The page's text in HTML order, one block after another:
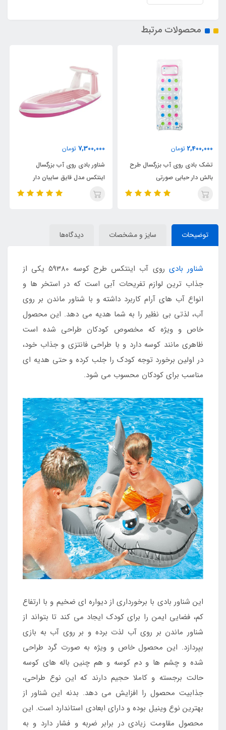
محصولات مرتبط
7,300,000 تومان
شناور بادی روی آب بزرگسال
اینتکس مدل قایق سایبان دار
8,900,000 تومان
شناور بادی روی آب تکنفره اینتکس
مدل ریور ران پرو
توضیحات سایز و مشخصات دیدگاه‌ها
شناور بادی
روی آب اینتکس طرح کوسه 59380 یکی از
جذاب ترین لوازم تفریحات آبی است که در استخر ها و
انواع آب های آرام کاربرد داشته و با شناور ماندن بر روی
آب، لذتی بی نظیر را به شما هدیه می دهد. این محصول
خاص و ویژه که مخصوص کودکان طراحی شده است
ظاهری مانند کوسه دارد و با طراحی فانتزی و جذاب خود،
در اولین برخورد توجه کودک را جلب کرده و حتی هدیه ای
مناسب برای کودکان محسوب می شود.
این شناور بادی با برخورداری از دیواره ای ضخیم و با ارتفاع
کم، فضایی ایمن را برای کودک ایجاد می کند تا بتواند از
شناور ماندن بر روی آب لذت برده و بر روی آب به بازی
بپردازد. این محصول خاص و ویژه به صورت گرد طراحی
شده و چشم ها و دم کوسه و هم چنین باله های کوسه
حالت برجسته و کاملا حجیم دارند که این نوع طراحی،
جذابیت محصول را افزایش می دهد. بدنه این شناور از
بهترین نوع وینیل بوده و دارای ابعادی استاندارد است. این
محصول مقاومت زیادی در برابر ضربه و فشار دارد و به